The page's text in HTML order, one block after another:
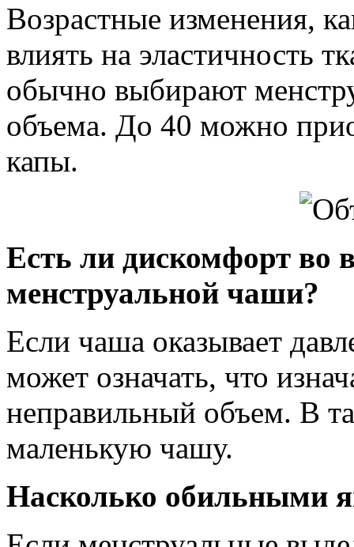
Возрастные изменения,
влиять на эластичность
обычно выбирают
объема. До 40 можно
капы.
Есть ли дискомфорт во
менструальной чаши?
Если чаша оказывает
может означать, что
неправильный объем. В
маленькую чашу.
Насколько обильными